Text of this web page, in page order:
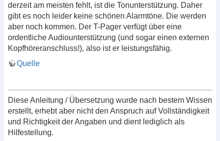
derzeit am meisten fehlt, ist die Tonunterstützung. Daher
gibt es noch leider keine schönen Alarmtöne. Die werden
aber noch kommen. Der T-Pager verfügt über eine
ordentliche Audiounterstützung (und sogar einen externen
Kopfhöreranschluss!), also ist er leistungsfähig.
Quelle
Diese Anleitung / Übersetzung wurde nach bestem Wissen
erstellt, erhebt aber nicht den Anspruch auf Vollständigkeit
und Richtigkeit der Angaben und dient lediglich als
Hilfestellung.